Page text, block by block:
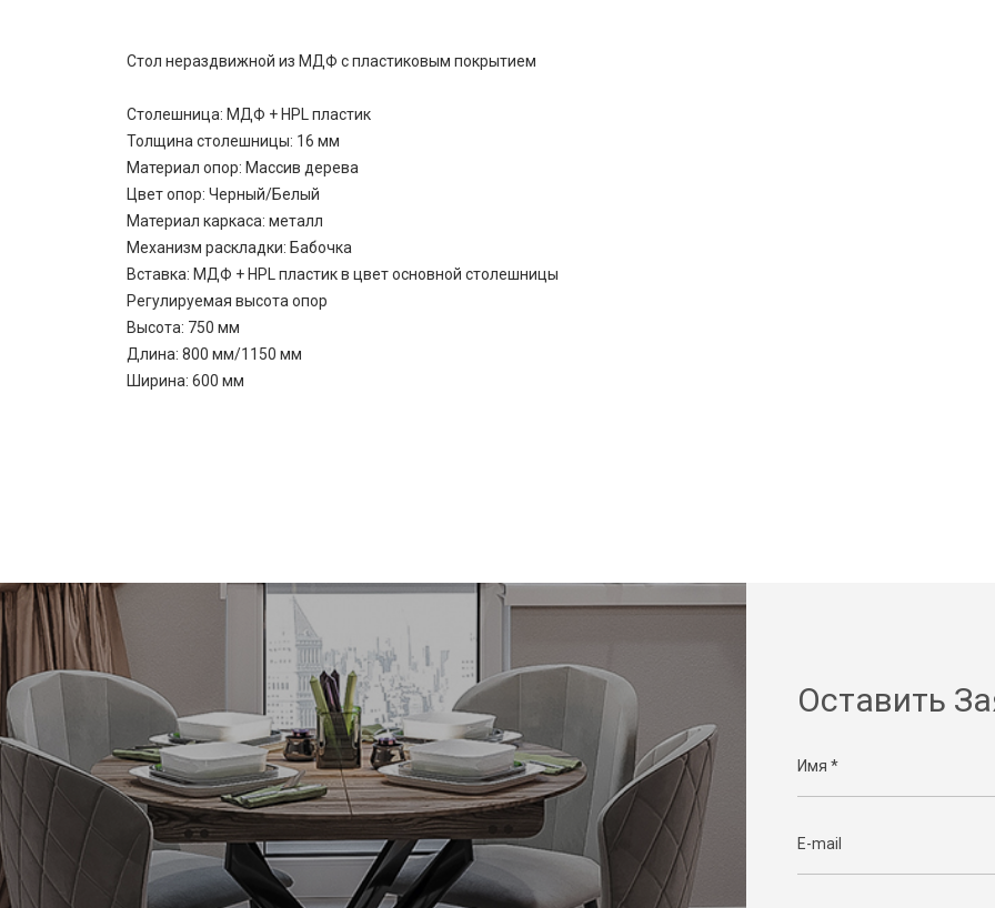
Стол нераздвижной из МДФ с пластиковым покрытием
Столешница: МДФ + HPL пластик
Толщина столешницы: 16 мм
Материал опор: Массив дерева
Цвет опор: Черный/Белый
Материал каркаса: металл
Механизм раскладки: Бабочка
Вставка: МДФ + HPL пластик в цвет основной столешницы
Регулируемая высота опор
Высота: 750 мм
Длина: 800 мм/1150 мм
Ширина: 600 мм
Оставить